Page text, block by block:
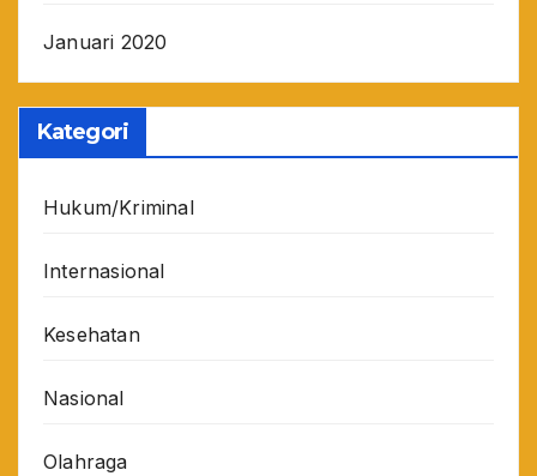
Januari 2020
Kategori
Hukum/Kriminal
Internasional
Kesehatan
Nasional
Olahraga